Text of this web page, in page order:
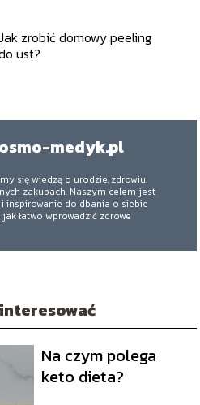
zrobić domowy peeling
ust?
medyk.pl
się wiedzą o urodzie, zdrowiu,
zakupach. Naszym celem jest
inspirowanie do dbania o siebie
łatwo wprowadzić zdrowe
Na czym polega
keto dieta?